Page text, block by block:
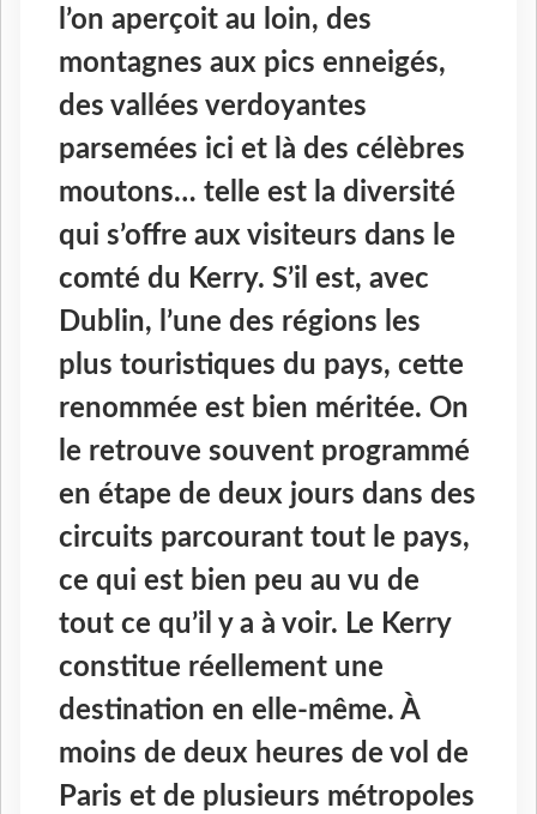
l’on aperçoit au loin, des
montagnes aux pics enneigés,
des vallées verdoyantes
parsemées ici et là des célèbres
moutons… telle est la diversité
qui s’offre aux visiteurs dans le
comté du Kerry. S’il est, avec
Dublin, l’une des régions les
plus touristiques du pays, cette
renommée est bien méritée. On
le retrouve souvent programmé
en étape de deux jours dans des
circuits parcourant tout le pays,
ce qui est bien peu au vu de
tout ce qu’il y a à voir. Le Kerry
constitue réellement une
destination en elle-même. À
moins de deux heures de vol de
Paris et de plusieurs métropoles